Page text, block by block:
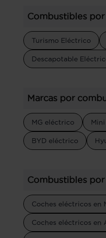
Combustibles
Turismo Eléctrico
Descapotable
Marcas por
MG eléctrico
BYD eléctrico
Combustibles
Coches eléctricos en
Coches eléctricos en